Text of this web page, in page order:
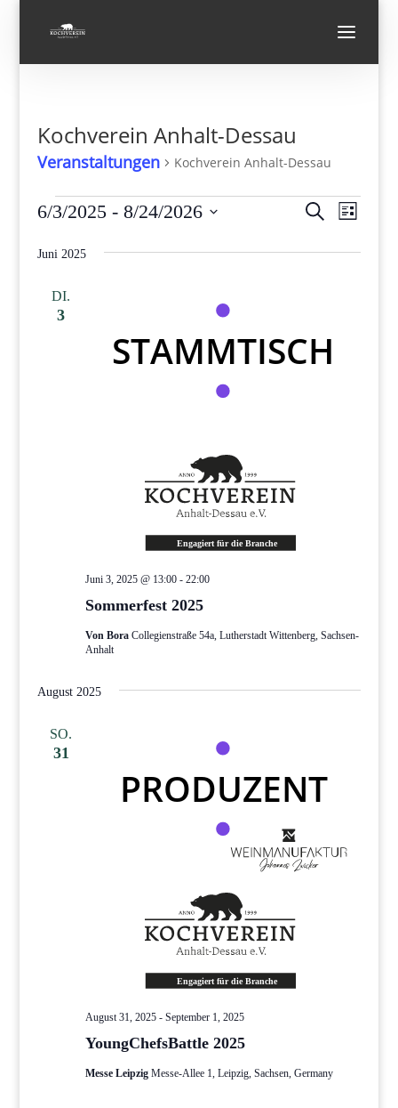
Kochverein Anhalt-Dessau
Veranstaltungen Kochverein Anhalt-Dessau
Veranstaltungen
und
SucheListe
6/3/2025 - 8/24/2026
wählen.
Juni 2025
DI.
3
Sommerfest 2025
Juni 3, 2025 @ 13:00- 22:00
Von Bora Collegienstraße 54a, Lutherstadt Wittenberg, Sachsen-
Anhalt
August 2025
SO.
31
YoungChefsBattle 2025
August 31, 2025- September 1, 2025
Messe Leipzig Messe-Allee 1, Leipzig, Sachsen, Germany